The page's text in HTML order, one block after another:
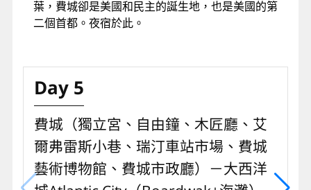
葉，費城卻是美國和民主的誕生地，也是美國的第
二個首都。 夜宿於此。
Day 5
費城（獨立宮、自由鐘、木匠廳、艾
爾弗雷斯小巷、瑞汀車站市場、費城
藝術博物館、費城市政廳）－大西洋